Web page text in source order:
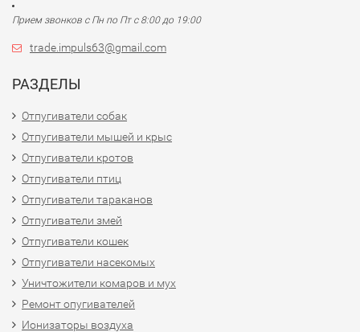
Прием звонков с Пн по Пт с 8:00 до 19:00
trade.impuls63@gmail.com
РАЗДЕЛЫ
Отпугиватели собак
Отпугиватели мышей и крыс
Отпугиватели кротов
Отпугиватели птиц
Отпугиватели тараканов
Отпугиватели змей
Отпугиватели кошек
Отпугиватели насекомых
Уничтожители комаров и мух
Ремонт опугивателей
Ионизаторы воздуха